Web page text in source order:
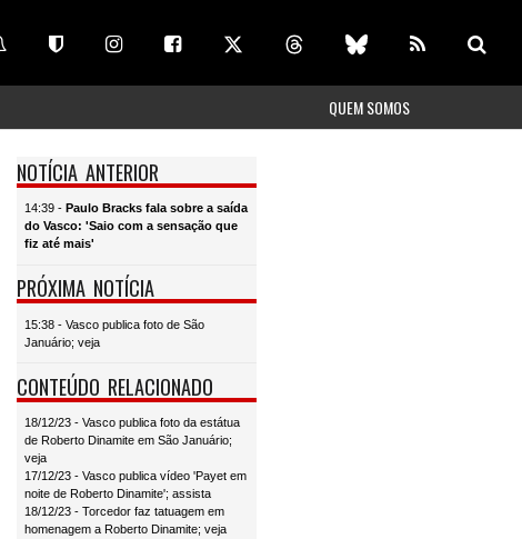
QUEM SOMOS
NOTÍCIA ANTERIOR
14:39 - Paulo Bracks fala sobre a saída
do Vasco: 'Saio com a sensação que
fiz até mais'
PRÓXIMA NOTÍCIA
15:38 - Vasco publica foto de São
Januário; veja
CONTEÚDO RELACIONADO
18/12/23 - Vasco publica foto da estátua
de Roberto Dinamite em São Januário;
veja
17/12/23 - Vasco publica vídeo 'Payet em
noite de Roberto Dinamite'; assista
18/12/23 - Torcedor faz tatuagem em
homenagem a Roberto Dinamite; veja